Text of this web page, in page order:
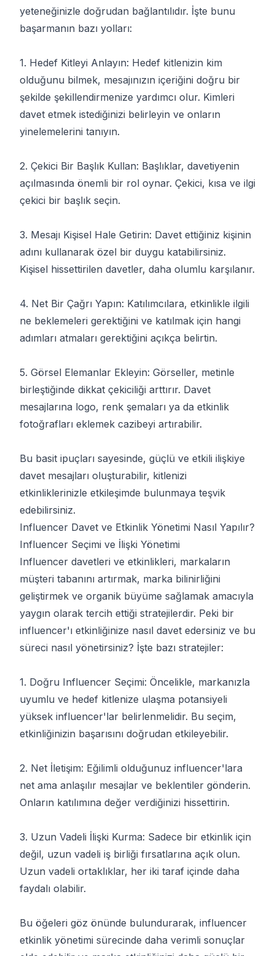
yeteneğinizle doğrudan bağlantılıdır. İşte bunu
başarmanın bazı yolları:
1. Hedef Kitleyi Anlayın: Hedef kitlenizin kim
olduğunu bilmek, mesajınızın içeriğini doğru bir
şekilde şekillendirmenize yardımcı olur. Kimleri
davet etmek istediğinizi belirleyin ve onların
yinelemelerini tanıyın.
2. Çekici Bir Başlık Kullan: Başlıklar, davetiyenin
açılmasında önemli bir rol oynar. Çekici, kısa ve ilgi
çekici bir başlık seçin.
3. Mesajı Kişisel Hale Getirin: Davet ettiğiniz kişinin
adını kullanarak özel bir duygu katabilirsiniz.
Kişisel hissettirilen davetler, daha olumlu karşılanır.
4. Net Bir Çağrı Yapın: Katılımcılara, etkinlikle ilgili
ne beklemeleri gerektiğini ve katılmak için hangi
adımları atmaları gerektiğini açıkça belirtin.
5. Görsel Elemanlar Ekleyin: Görseller, metinle
birleştiğinde dikkat çekiciliği arttırır. Davet
mesajlarına logo, renk şemaları ya da etkinlik
fotoğrafları eklemek cazibeyi artırabilir.
Bu basit ipuçları sayesinde, güçlü ve etkili ilişkiye
davet mesajları oluşturabilir, kitlenizi
etkinliklerinizle etkileşimde bulunmaya teşvik
edebilirsiniz.
Influencer Davet ve Etkinlik Yönetimi Nasıl Yapılır?
Influencer Seçimi ve İlişki Yönetimi
Influencer davetleri ve etkinlikleri, markaların
müşteri tabanını artırmak, marka bilinirliğini
geliştirmek ve organik büyüme sağlamak amacıyla
yaygın olarak tercih ettiği stratejilerdir. Peki bir
influencer'ı etkinliğinize nasıl davet edersiniz ve bu
süreci nasıl yönetirsiniz? İşte bazı stratejiler:
1. Doğru Influencer Seçimi: Öncelikle, markanızla
uyumlu ve hedef kitlenize ulaşma potansiyeli
yüksek influencer'lar belirlenmelidir. Bu seçim,
etkinliğinizin başarısını doğrudan etkileyebilir.
2. Net İletişim: Eğilimli olduğunuz influencer'lara
net ama anlaşılır mesajlar ve beklentiler gönderin.
Onların katılımına değer verdiğinizi hissettirin.
3. Uzun Vadeli İlişki Kurma: Sadece bir etkinlik için
değil, uzun vadeli iş birliği fırsatlarına açık olun.
Uzun vadeli ortaklıklar, her iki taraf içinde daha
faydalı olabilir.
Bu öğeleri göz önünde bulundurarak, influencer
etkinlik yönetimi sürecinde daha verimli sonuçlar